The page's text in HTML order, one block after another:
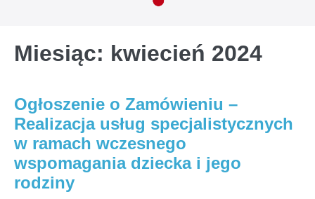
Miesiąc: kwiecień 2024
Ogłoszenie o Zamówieniu –
Realizacja usług specjalistycznych
w ramach wczesnego
wspomagania dziecka i jego
rodziny